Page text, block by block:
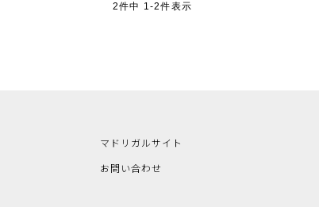
2件中 1 -2件表示
マドリガルサイト
お問い合わせ